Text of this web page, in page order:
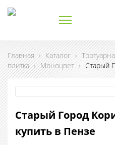
Главная › Каталог ›
плитка › Моноцвет › Старый
Старый Город
купить в Пензе